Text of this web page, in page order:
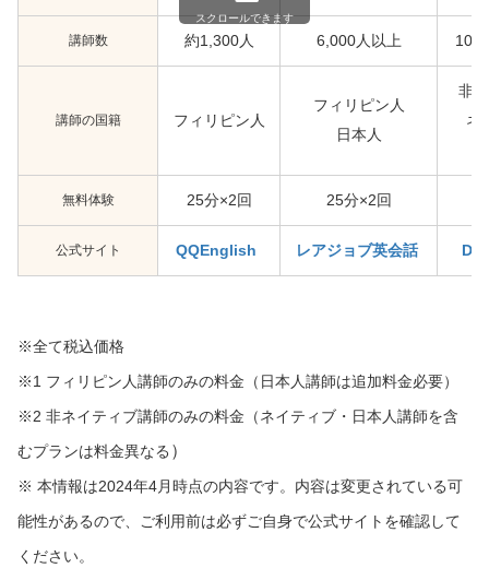
講師数 約1,300人 6,000人以上
講師の国籍 フィリピン人
フィリピン人
日本人
非
ネ
無料体験 25分×2回 25分×2回
公式サイト QQEnglish レアジョブ英会話
スクロールできます
※全て税込価格
※1 フィリピン人講師のみの料金（日本人講師は追加料金必要）
※2 非ネイティブ講師のみの料金（ネイティブ・日本人講師を含
むプランは料金異なる ）
※ 本情報は2024年4月時点の内容です。内容は変更されている可
能性があるので、ご利用前は必ずご自身で公式サイトを確認して
ください。